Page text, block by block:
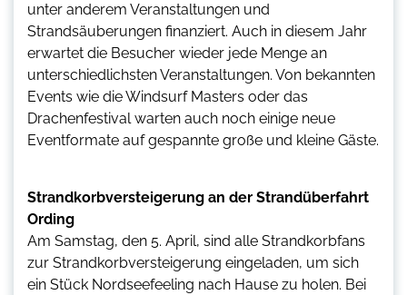
unter anderem Veranstaltungen und
Strandsäuberungen finanziert. Auch in diesem Jahr
erwartet die Besucher wieder jede Menge an
unterschiedlichsten Veranstaltungen. Von bekannten
Events wie die Windsurf Masters oder das
Drachenfestival warten auch noch einige neue
Eventformate auf gespannte große und kleine Gäste.
Strandkorbversteigerung an der Strandüberfahrt
Ording
Am Samstag, den 5. April, sind alle Strandkorbfans
zur Strandkorbversteigerung eingeladen, um sich
ein Stück Nordseefeeling nach Hause zu holen. Bei